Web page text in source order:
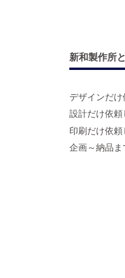
新和製作所
デザインだ
設計だけ依頼
印刷だけ依頼
企画～納品